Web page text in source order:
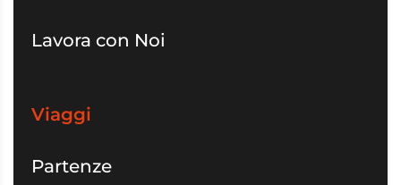
Lavora con Noi
Viaggi
Partenze